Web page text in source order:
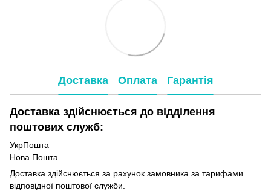
Доставка Оплата Гарантія
Доставка здійснюється до відділення
поштових служб:
УкрПошта
Нова Пошта
Доставка здійснюється за рахунок замовника за тарифами
відповідної поштової служби.